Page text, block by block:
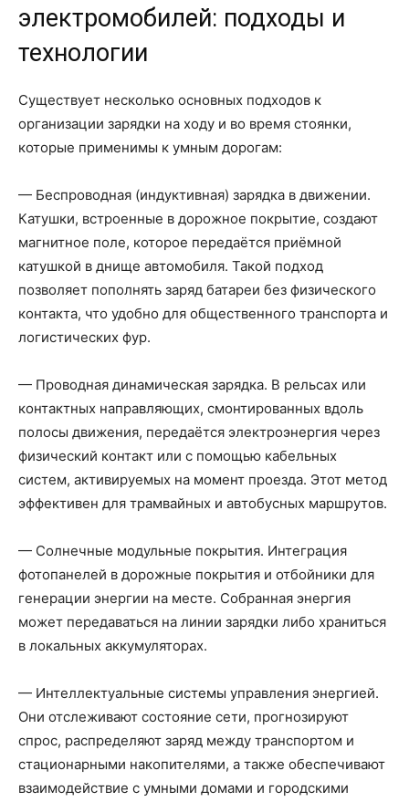
электромобилей: подходы и
технологии
Существует несколько основных подходов к
организации зарядки на ходу и во время стоянки,
которые применимы к умным дорогам:
— Беспроводная (индуктивная) зарядка в движении.
Катушки, встроенные в дорожное покрытие, создают
магнитное поле, которое передаётся приёмной
катушкой в днище автомобиля. Такой подход
позволяет пополнять заряд батареи без физического
контакта, что удобно для общественного транспорта и
логистических фур.
— Проводная динамическая зарядка. В рельсах или
контактных направляющих, смонтированных вдоль
полосы движения, передаётся электроэнергия через
физический контакт или с помощью кабельных
систем, активируемых на момент проезда. Этот метод
эффективен для трамвайных и автобусных маршрутов.
— Солнечные модульные покрытия. Интеграция
фотопанелей в дорожные покрытия и отбойники для
генерации энергии на месте. Собранная энергия
может передаваться на линии зарядки либо храниться
в локальных аккумуляторах.
— Интеллектуальные системы управления энергией.
Они отслеживают состояние сети, прогнозируют
спрос, распределяют заряд между транспортом и
стационарными накопителями, а также обеспечивают
взаимодействие с умными домами и городскими